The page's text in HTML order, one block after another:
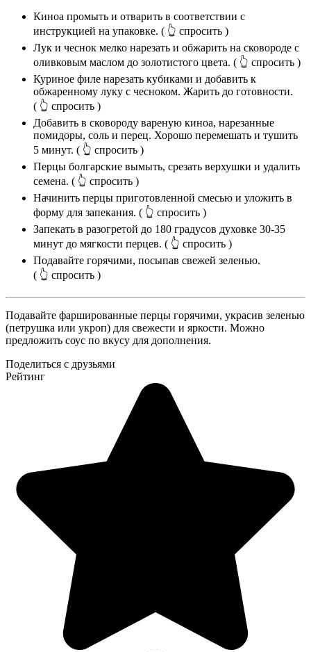
Киноа промыть и отварить в соответствии с
инструкцией на упаковке. ( 👆 спросить )
Лук и чеснок мелко нарезать и обжарить на сковороде с
оливковым маслом до золотистого цвета. ( 👆 спросить )
Куриное филе нарезать кубиками и добавить к
обжаренному луку с чесноком. Жарить до готовности.
( 👆 спросить )
Добавить в сковороду вареную киноа, нарезанные
помидоры, соль и перец. Хорошо перемешать и тушить
5 минут. ( 👆 спросить )
Перцы болгарские вымыть, срезать верхушки и удалить
семена. ( 👆 спросить )
Начинить перцы приготовленной смесью и уложить в
форму для запекания. ( 👆 спросить )
Запекать в разогретой до 180 градусов духовке 30-35
минут до мягкости перцев. ( 👆 спросить )
Подавайте горячими, посыпав свежей зеленью.
( 👆 спросить )
Подавайте фаршированные перцы горячими, украсив зеленью
(петрушка или укроп) для свежести и яркости. Можно
предложить соус по вкусу для дополнения.
Поделиться с друзьями
Рейтинг